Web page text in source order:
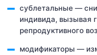
сублетальные —
индивида, вызывая
репродуктивного
модификаторы —